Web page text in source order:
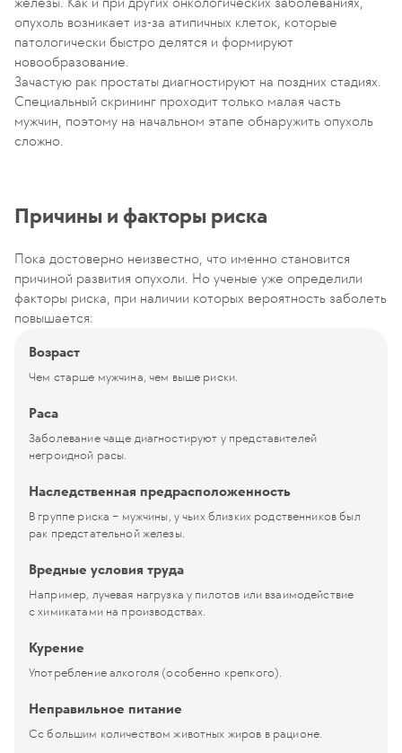
опухоль возникает из-за атипичных клеток, которые
патологически быстро делятся и формируют
новообразование.
Зачастую рак простаты диагностируют на поздних стадиях.
Специальный скрининг проходит только малая часть
мужчин, поэтому на начальном этапе обнаружить опухоль
сложно.
Причины и факторы риска
Пока достоверно неизвестно, что именно становится
причиной развития опухоли. Но ученые уже определили
факторы риска, при наличии которых вероятность заболеть
повышается:
Возраст
Чем старше мужчина, чем выше риски.
Раса
Заболевание чаще диагностируют у представителей
негроидной расы.
Наследственная предрасположенность
В группе риска − мужчины, у чьих близких родственников был
рак предстательной железы.
Вредные условия труда
Например, лучевая нагрузка у пилотов или взаимодействие
с химикатами на производствах.
Курение
Употребление алкоголя (особенно крепкого).
Неправильное питание
Сс большим количеством животных жиров в рационе.